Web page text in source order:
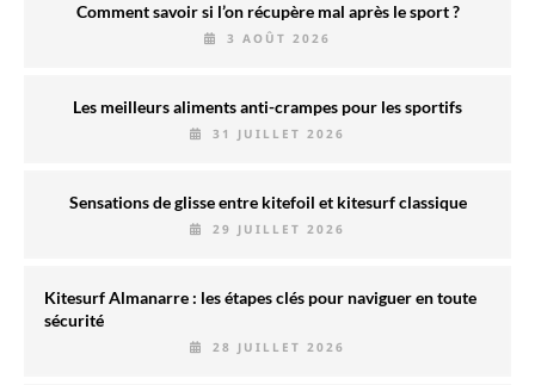
Comment savoir si l’on récupère mal après le sport ?
3 AOÛT 2026
Les meilleurs aliments anti-crampes pour les sportifs
31 JUILLET 2026
Sensations de glisse entre kitefoil et kitesurf classique
29 JUILLET 2026
Kitesurf Almanarre : les étapes clés pour naviguer en toute
sécurité
28 JUILLET 2026